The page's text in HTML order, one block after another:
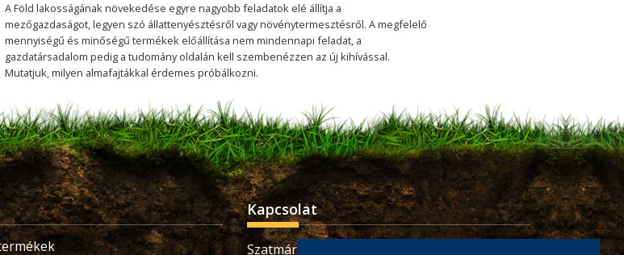
A Föld lakosságának növekedése egyre nagyobb feladatok elé állítja a
mezőgazdaságot, legyen szó állattenyésztésről vagy növénytermesztésről. A megfelelő
mennyiségű és minőségű termékek előállítása nem mindennapi feladat, a
gazdatársadalom pedig a tudomány oldalán kell szembenézzen az új kihívással.
Mutatjuk, milyen almafajtákkal érdemes próbálkozni.
Kapcsolat
Szatmárnémeti, Retezatului utca, 32 szám,